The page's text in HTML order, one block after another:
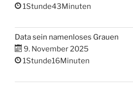
1Stunde43Minuten
Data sein namenloses Grauen
9. November 2025
1Stunde16Minuten